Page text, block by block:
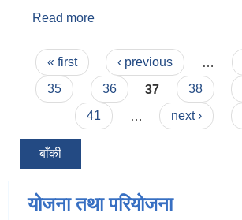
Read more
Pages
« first ‹ previous
35
36 37 38
41
next ›
बाँकी
योजना तथा परियोजना